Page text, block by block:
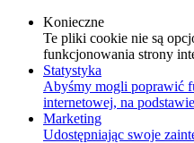
Konieczne
Te pliki cookie nie są
funkcjonowania strony
Statystyka
Abyśmy mogli poprawić
internetowej, na
Marketing
Udostępniając swoje